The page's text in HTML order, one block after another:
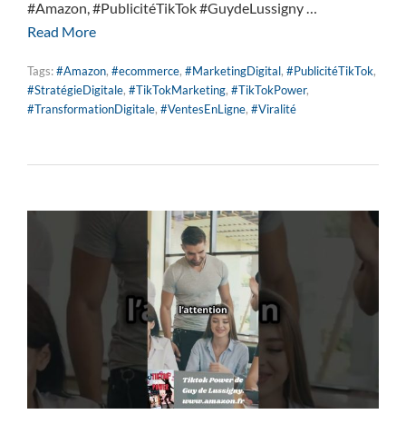
#Amazon, #PublicitéTikTok #GuydeLussigny …
Read More
Tags:#Amazon, #ecommerce, #MarketingDigital, #PublicitéTikTok,
#StratégieDigitale, #TikTokMarketing, #TikTokPower,
#TransformationDigitale, #VentesEnLigne, #Viralité